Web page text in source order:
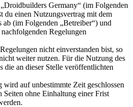
Germany“ (im Folgenden
du einen Nutzungsvertrag mit dem
ab (im Folgenden „Betreiber“) und
Regelungen
nicht einverstanden bist, so
weiter nutzen. Für die Nutzung des
die an dieser Stelle veröffentlichten
wird auf unbestimmte Zeit geschlossen
Seiten ohne Einhaltung einer Frist